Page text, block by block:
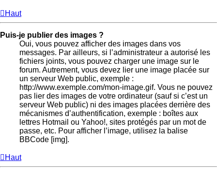
Haut
Puis-je publier des images ?
Oui, vous pouvez afficher des images dans vos
messages. Par ailleurs, si l’administrateur a autorisé les
fichiers joints, vous pouvez charger une image sur le
forum. Autrement, vous devez lier une image placée sur
un serveur Web public, exemple :
http://www.exemple.com/mon-image.gif. Vous ne pouvez
pas lier des images de votre ordinateur (sauf si c’est un
serveur Web public) ni des images placées derrière des
mécanismes d’authentification, exemple : boîtes aux
lettres Hotmail ou Yahoo!, sites protégés par un mot de
passe, etc. Pour afficher l’image, utilisez la balise
BBCode [img].
Haut